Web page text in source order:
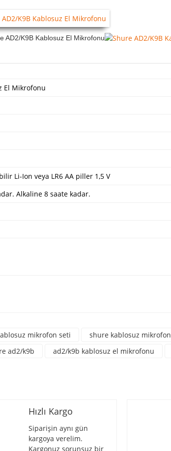
El Mikrofonu
Li-Ion veya LR6 AA piller 1,5 V
Alkaline 8 saate kadar.
Gönder
mikrofon seti shure kablosuz mikrofon
ad2/k9b ad2/k9b kablosuz el mikrofonu
Hızlı Kargo
Siparişin aynı gün
kargoya verelim.
Kargonuz sorunsuz bir